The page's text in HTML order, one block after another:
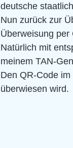
deutsche
Nun zurück zur
Überweisung per
Natürlich mit
meinem TAN-
Den QR-Code
überwiesen wird.